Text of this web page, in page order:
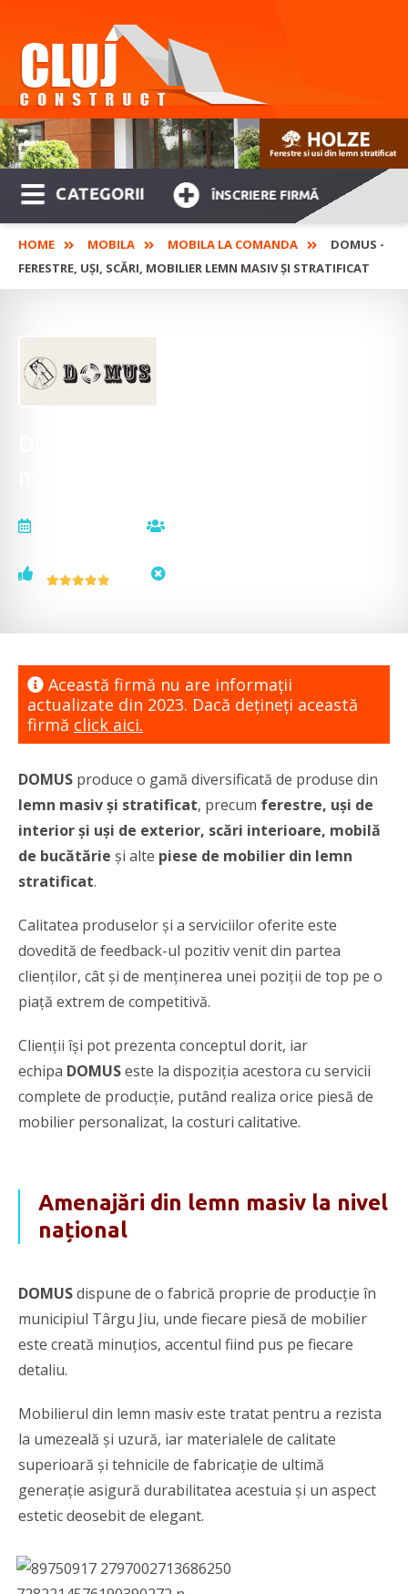
CATEGORII ÎNSCRIERE FIRMĂ
HOME MOBILA MOBILA LA COMANDA
DOMUS ­-
FERESTRE, UȘI, SCĂRI, MOBILIER LEMN MASIV ȘI STRATIFICAT
Această firmă nu are informaţii
actualizate din 2023. Dacă dețineți această
firmă click aici.
DOMUS produce o gamă diversificată de produse din
lemn masiv și stratificat, precum ferestre, uși de
interior și uși de exterior, scări interioare, mobilă
de bucătărie și alte piese de mobilier din lemn
stratificat.
Calitatea produselor și a serviciilor oferite este
dovedită de feedback-ul pozitiv venit din partea
clienților, cât și de menținerea unei poziții de top pe o
piață extrem de competitivă.
Clienții își pot prezenta conceptul dorit, iar
echipa DOMUSeste la dispoziția acestora cu servicii
complete de producție, putând realiza orice piesă de
mobilier personalizat, la costuri calitative.
Amenajări din lemn masiv la nivel
național
DOMUSdispune de o fabrică proprie de producție în
municipiul Târgu Jiu, unde fiecare piesă de mobilier
este creată minuțios, accentul fiind pus pe fiecare
detaliu.
Mobilierul din lemn masiv este tratat pentru a rezista
la umezeală și uzură, iar materialele de calitate
superioară și tehnicile de fabricație de ultimă
generație asigură durabilitatea acestuia și un aspect
estetic deosebit de elegant.